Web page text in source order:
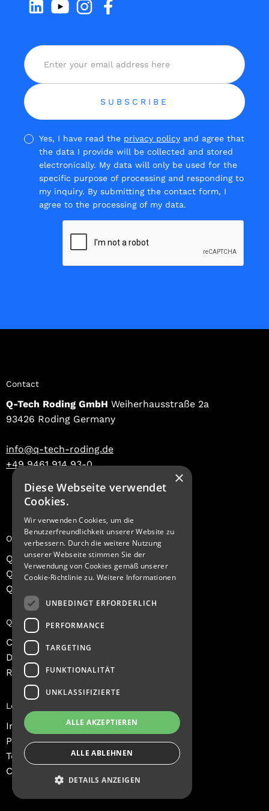
Yes, I have read the privacy policy and agree that
the data I provide will be collected and stored
electronically. My data will only be used for the
specific purpose of processing and responding to
my inquiry. By submitting the contact form, I
agree to the processing of my data.
Contact
Q-Tech Roding GmbH Weiherhausstraße 2a
93426 Roding Germany
info@q-tech-roding.de
+49 9461 914 93-0
INQUIRE NOW
Our Services
Q-Tech Measurements
Q-Tech Consulting
Q-Tech Expert Academy
Quick Links
Contacts
Dashboard Login
Register
Legal Information
Imprint
Privacy Policy
Terms and Conditions
Contact
×
Diese Webseite verwendet
Cookies.
Wir verwenden Cookies, um die
Benutzerfreundlichkeit unserer Website zu
verbessern. Durch die weitere Nutzung
unserer Webseite stimmen Sie der
Verwendung von Cookies gemäß unserer
Cookie-Richtlinie zu. Weitere Informationen
UNBEDINGT ERFORDERLICH
PERFORMANCE
TARGETING
FUNKTIONALITÄT
UNKLASSIFIZIERTE
ALLE AKZEPTIEREN
ALLE ABLEHNEN
DETAILS ANZEIGEN